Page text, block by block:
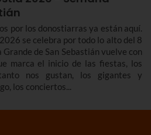
por los donostiarras ya están aquí.
se celebra por todo lo alto del 8
Grande de San Sebastián vuelve con
marca el inicio de las fiestas, los
nos gustan, los gigantes y
los conciertos...